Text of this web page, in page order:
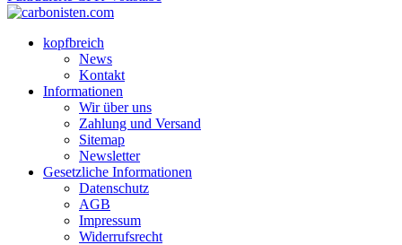
kopfbreich
News
Kontakt
Informationen
Wir über uns
Zahlung und Versand
Sitemap
Newsletter
Gesetzliche Informationen
Datenschutz
AGB
Impressum
Widerrufsrecht